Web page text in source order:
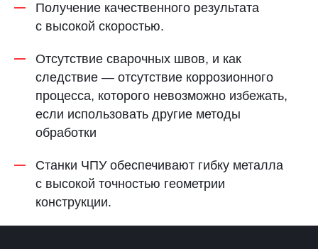
Получение качественного результата
с высокой скоростью.
Отсутствие сварочных швов, и как
следствие — отсутствие коррозионного
процесса, которого невозможно избежать,
если использовать другие методы
обработки
Станки ЧПУ обеспечивают гибку металла
с высокой точностью геометрии
конструкции.